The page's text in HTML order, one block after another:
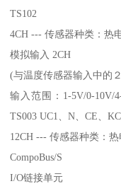
TS102
4CH --- 传感器种类：热
模拟输入 2CH
(与温度传感器输入中的
输入范围：1-5V/0-10V/
TS003 UC1、N、CE、KC
12CH --- 传感器种类：热
CompoBus/S
I/O链接单元